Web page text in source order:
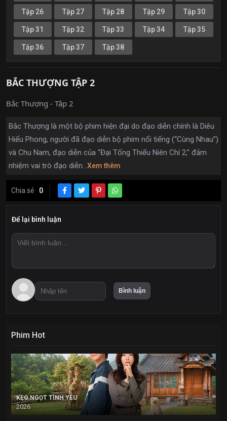
Tập 26 Tập 27 Tập 28 Tập 29 Tập 30
Tập 31 Tập 32 Tập 33 Tập 34 Tập 35
Tập 36 Tập 37 Tập 38
BẮC THƯỢNG TẬP 2
Bắc Thượng - Tập 2
Bắc Thượng là một bộ phim hiện đại do đạo diễn chính là Diêu
Hiểu Phong, người đã đạo diễn bộ phim nổi tiếng (“Cùng Nhau”)
và Chu Nam, đạo diễn của “Đại Tống Thiếu Niên Chí 2,” đảm
nhiệm vai trò đạo diễn...Xem thêm
Chia sẻ 0
Để lại bình luận
Phim Hot
KẸO NGỌT TÌNH YÊU
2026